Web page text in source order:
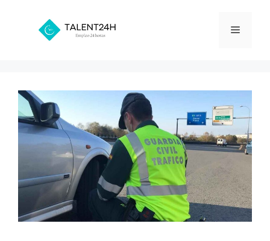
contenido
Menú